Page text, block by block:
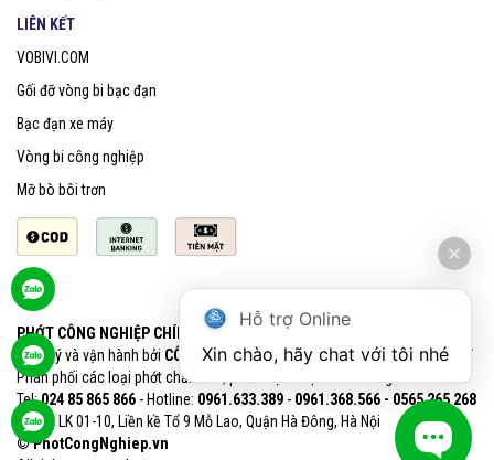
LIÊN KẾT
VOBIVI.COM
Gối đỡ vòng bi bạc đạn
Bạc đạn xe máy
Vòng bi công nghiệp
Mỡ bò bôi trơn
PHỚT CÔNG NGHIỆP CHÍNH HÃNG SKF
Quản lý và vận hành bởi CÔNG TY CỔ PHẦN VOBIVI - Đại lý uỷ quyền SKF
Phân phối các loại phớt chắn dầu, phớt chịu nhiệt chính hãng SKF
Tel:024 85 865 866 - Hotline: 0961.633.389​ - 0961.368.566 - 0565 265 268​
VPGD: LK 01-10, Liền kề Tổ 9 Mỗ Lao, Quận Hà Đông, Hà Nội
© PhotCongNghiep.vn
Hỗ trợ Online
Xin chào, hãy chat với tôi nhé